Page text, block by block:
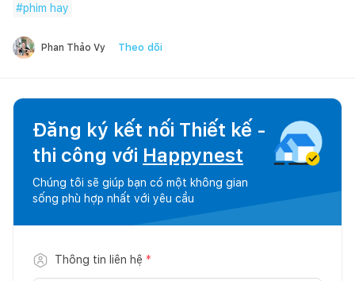
#phim hay
Phan Thảo Vy Theo dõi
Đăng ký kết nối Thiết kế -
thi công với Happynest
Chúng tôi sẽ giúp bạn có một không gian
sống phù hợp nhất với yêu cầu
Thông tin liên hệ *